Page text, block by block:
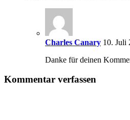
Charles Canary 10. Juli
Danke für deinen
Kommentar verfassen